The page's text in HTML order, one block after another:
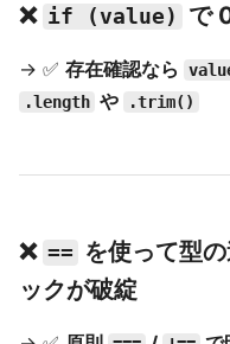
❌ if (value) で
→ ✅ 存在確認なら
.length や .trim()
❌ == を使って型
ックが破綻